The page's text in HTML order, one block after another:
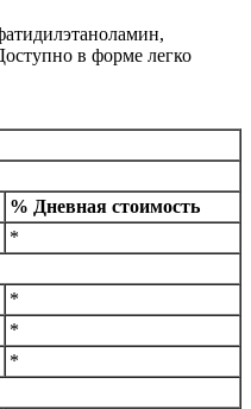
в форме легко
% Дневная стоимость
*
*
*
*